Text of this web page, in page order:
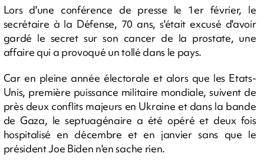
Lors d'une conférence de presse le 1er février, le
secrétaire à la Défense, 70 ans, s'était excusé d'avoir
gardé le secret sur son cancer de la prostate, une
affaire qui a provoqué un tollé dans le pays.
Car en pleine année électorale et alors que les Etats-
Unis, première puissance militaire mondiale, suivent de
près deux conflits majeurs en Ukraine et dans la bande
de Gaza, le septuagénaire a été opéré et deux fois
hospitalisé en décembre et en janvier sans que le
président Joe Biden n'en sache rien.